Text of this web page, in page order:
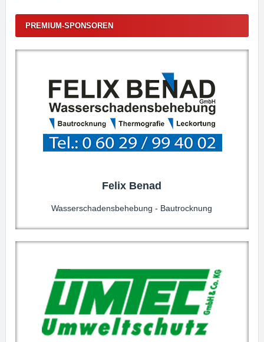
PREMIUM-SPONSOREN
Felix Benad
Wasserschadensbehebung - Bautrocknung